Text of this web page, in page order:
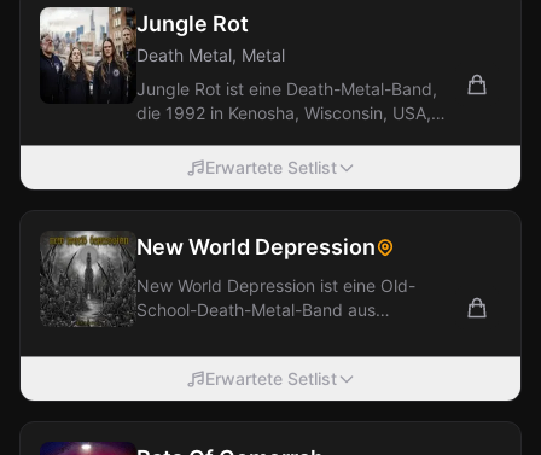
Jungle Rot
Death Metal, Metal
Jungle Rot ist eine Death-Metal-Band,
die 1992 in Kenosha, Wisconsin, USA,
Erwartete Setlist
New World Depression
New World Depression ist eine Old-
School-Death-Metal-Band aus
2005. Inspiriert von...
Erwartete Setlist